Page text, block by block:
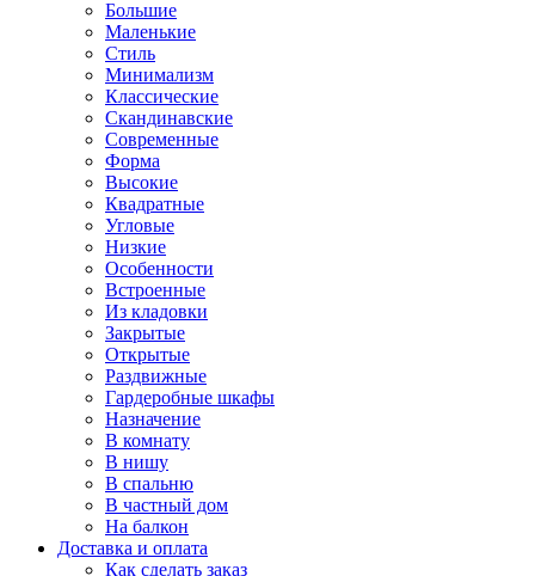
Большие
Маленькие
Стиль
Минимализм
Классические
Скандинавские
Современные
Форма
Высокие
Квадратные
Угловые
Низкие
Особенности
Встроенные
Из кладовки
Закрытые
Открытые
Раздвижные
Гардеробные шкафы
Назначение
В комнату
В нишу
В спальню
В частный дом
На балкон
Доставка и оплата
Как сделать заказ